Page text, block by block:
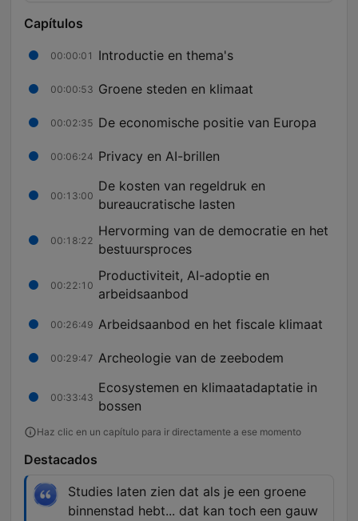
Capítulos
00:00:01 Introductie en thema's
00:00:53 Groene steden en klimaat
00:02:35 De economische positie van Europa
00:06:24 Privacy en AI-brillen
00:13:00
De kosten van regeldruk en
bureaucratische lasten
00:18:22
Hervorming van de democratie en het
bestuursproces
00:22:10
Productiviteit, AI-adoptie en
arbeidsaanbod
00:26:49 Arbeidsaanbod en het fiscale klimaat
00:29:47 Archeologie van de zeebodem
00:33:43
Ecosystemen en klimaatadaptatie in
bossen
Haz clic en un capítulo para ir directamente a ese momento
Destacados
Studies laten zien dat als je een groene
binnenstad hebt... dat kan toch een gauw